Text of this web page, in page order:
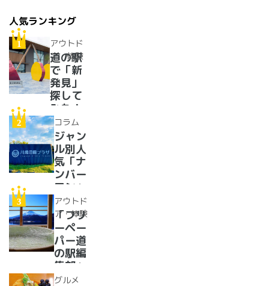
開設い
たしま
した！
人気ランキング
アウトド
ア・体験
道の駅
で「新
発見」
探して
みた！
イベン
トに巨
大グル
メ、ご
当地ス
イーツ
まで
【2024
年最新
情報】
コラム
ジャン
ル別人
気「ナ
ンバー
ワン」
道の駅
紹介。
フリー
ペーパ
ー道の
駅読者
が選ん
アウトド
ア・体験
「フリ
ーペー
パー道
の駅編
集部」
イチオ
グルメ